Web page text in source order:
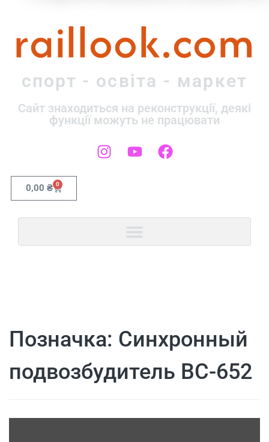
raillook.com
спорт - освіта - маркет
Сайт знаходиться на реконструкції, деякі
функції можуть не працювати
0,00 ₴ 0
Позначка: Синхронный
подвозбудитель ВС-652